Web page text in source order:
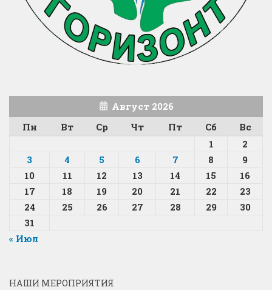
Август 2026
Пн
Вт Ср Чт Пт Сб
Вс
1
2
3
4 5 6 7 8
9
10
11 12 13 14 15
16
17
18 19 20 21 22
23
24
25 26 27 28 29
30
31
« Июл
НАШИ МЕРОПРИЯТИЯ